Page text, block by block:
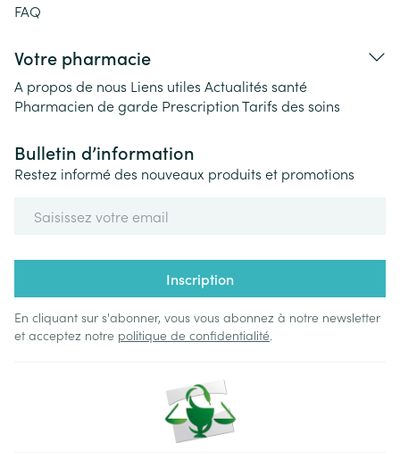
FAQ
Votre pharmacie
A propos de nous Liens utiles Actualités santé
Pharmacien de garde PrescriptionTarifs des soins
Bulletin d’information
Restez informé des nouveaux produits et promotions
Inscription
En cliquant sur s'abonner, vous vous abonnez à notre newsletter
et acceptez notre politique de confidentialité.